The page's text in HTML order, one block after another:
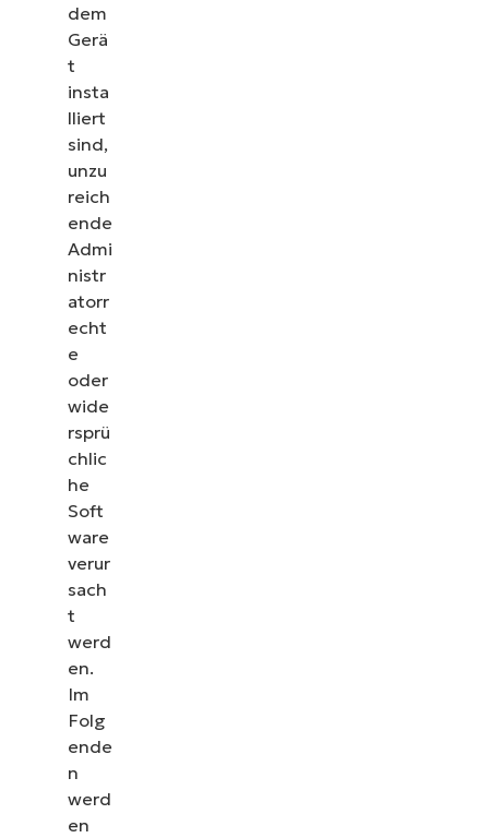
dem
Gerä
t
insta
lliert
sind,
unzu
reich
ende
Admi
nistr
atorr
echt
e
oder
wide
rsprü
chlic
he
Soft
ware
verur
sach
t
werd
en.
Im
Folg
ende
n
werd
en